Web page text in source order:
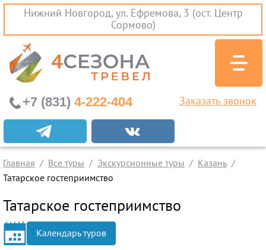
Нижний Новгород, ул. Ефремова, 3 (ост. Центр
Сормово)
Экскурсионные туры
Заграничные экскурсии
Туры на Черное Море
Горящие туры
Раннее бронирование
+7 (831) 4-222-404 Заказать звонок
Главная Все туры Экскурсионные туры
Казань
Татарское гостеприимство
Татарское гостеприимство
Календарь туров